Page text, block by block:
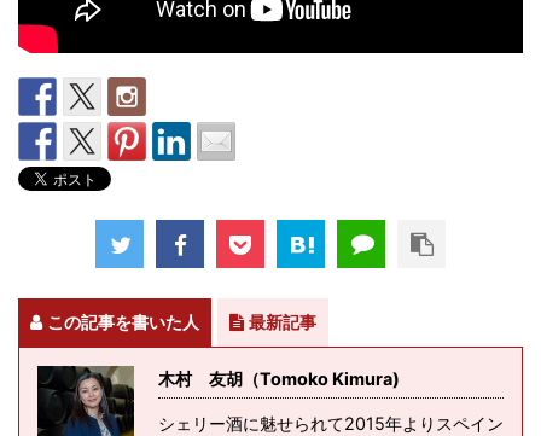
この記事を書いた人 最新記事
木村 友胡（Tomoko Kimura)
シェリー酒に魅せられて2015年よりスペイン